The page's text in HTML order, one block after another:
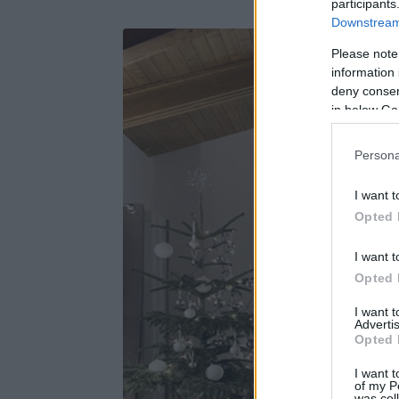
Please
information
deny
in below
I want
Opted
I want
Opted
I want
Opted
I want
of my